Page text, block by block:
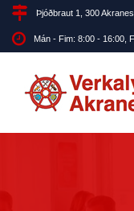
Þjóðbraut 1, 300 Akranes
Mán - Fim: 8:00 - 16:00,